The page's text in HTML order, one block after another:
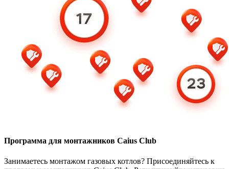
Программа для монтажников Caius Club
Занимаетесь монтажом газовых котлов? Присоединяйтесь к